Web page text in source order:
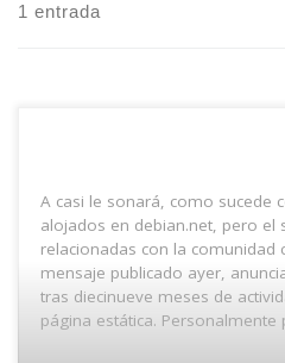
1 entrada
A casi le sonará, como sucede
alojados en debian.net, pero el
relacionadas con la comunidad
mensaje publicado ayer,
tras diecinueve meses de
página estática.